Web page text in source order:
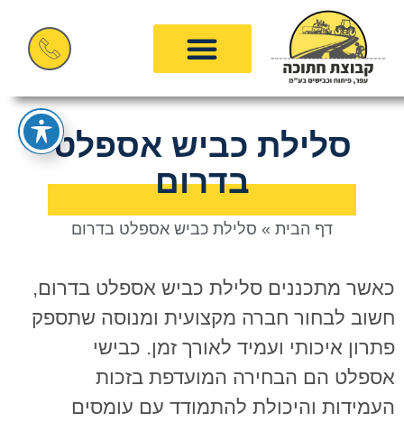
סלילת כביש אספלט
בדרום
דף הבית » סלילת כביש אספלט בדרום
כאשר מתכננים סלילת כביש אספלט בדרום,
חשוב לבחור חברה מקצועית ומנוסה שתספק
פתרון איכותי ועמיד לאורך זמן. כבישי
אספלט הם הבחירה המועדפת בזכות
העמידות והיכולת להתמודד עם עומסים